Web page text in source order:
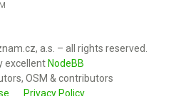
a.s. – all rights reserved.
excellent NodeBB
OSM & contributors
Privacy Policy